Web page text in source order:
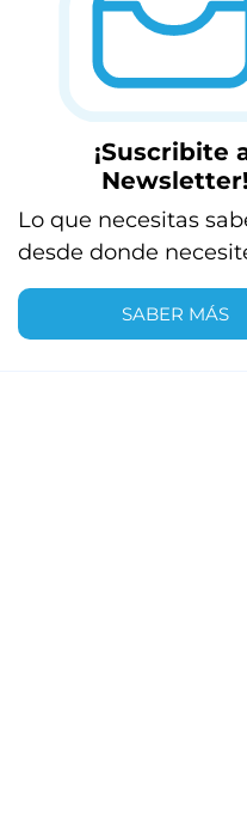
¡Suscribite
Lo que necesitas
desde donde
SABER MÁS